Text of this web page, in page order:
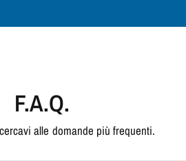
F.A.Q.
alle domande più frequenti.